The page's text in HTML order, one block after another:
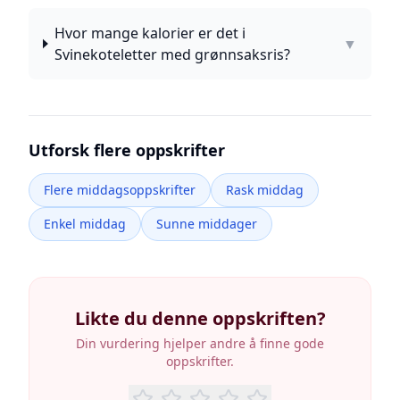
Hvor mange kalorier er det i
Svinekoteletter med grønnsaksris?
▼
Utforsk flere oppskrifter
Flere middagsoppskrifter
Rask middag
Enkel middag
Sunne middager
Likte du denne oppskriften?
Din vurdering hjelper andre å finne gode
oppskrifter.